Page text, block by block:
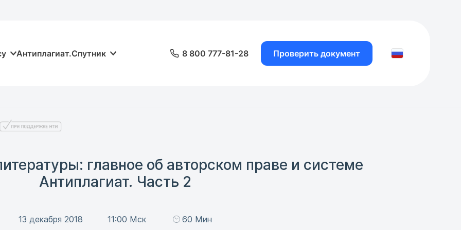
Антиплагиат.Спутник 8 800 777-81-28 Проверить документ
главное об авторском праве и системе
Антиплагиат. Часть 2
13 декабря 2018 11:00 Мск 60 Мин